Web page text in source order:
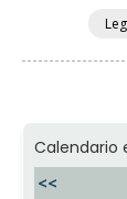
Calendario
<<